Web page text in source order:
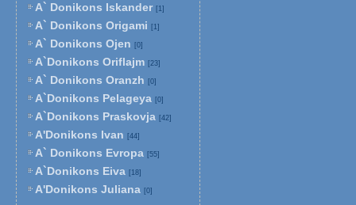
A` Donikons Iskander [1]
A` Donikons Origami [1]
A` Donikons Ojen [0]
A`Donikons Oriflajm [23]
A` Donikons Oranzh [0]
A`Donikons Pelageya [0]
A`Donikons Praskovja [42]
A'Donikons Ivan [44]
A` Donikons Evropa [55]
A`Donikons Eiva [18]
A'Donikons Juliana [0]